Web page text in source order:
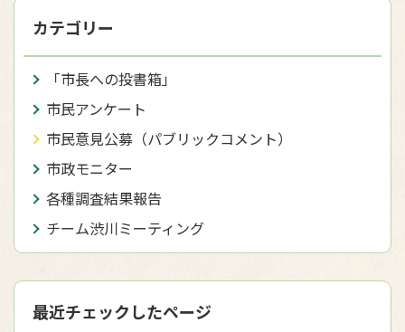
カテゴリー
「市長への投書箱」
市民アンケート
市民意見公募（パブリックコメント）
市政モニター
各種調査結果報告
チーム渋川ミーティング
最近チェックしたページ